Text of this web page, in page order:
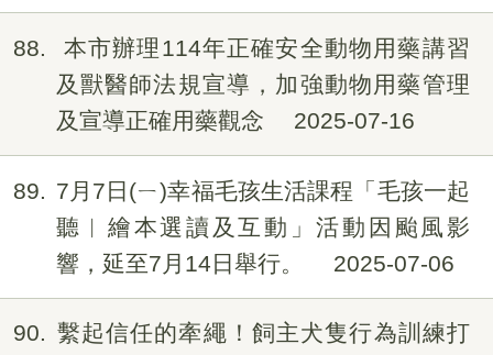
88
本市辦理114年正確安全動物用藥講習
及獸醫師法規宣導，加強動物用藥管理
及宣導正確用藥觀念
2025-07-16
89
7月7日(ㄧ)幸福毛孩生活課程「毛孩一起
聽︱繪本選讀及互動」活動因颱風影
響，延至7月14日舉行。
2025-07-06
90
繫起信任的牽繩！飼主犬隻行為訓練打